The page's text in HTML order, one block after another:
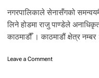
नगरपालिकाले सेनासँगको
लिने होडमा राजु पाण्डेले
काठमाडौँ । काठमाडौं क्षेत्र
Leave a Commento